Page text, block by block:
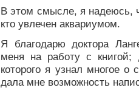
В этом смысле, я надеюсь,
кто увлечен аквариумом.
Я благодарю доктора
меня на работу с книгой;
которого я узнал многое
дала мне возможность